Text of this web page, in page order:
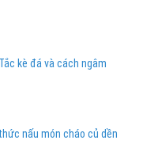
kè đá và cách ngâm
nấu món cháo củ dền